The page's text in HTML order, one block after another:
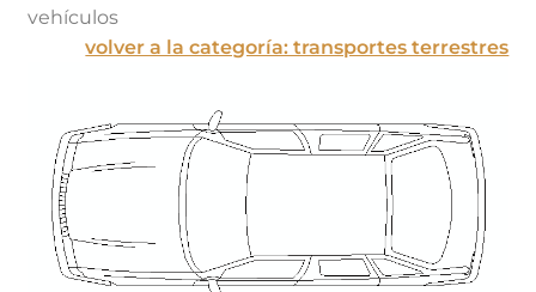
vehículos
volver a la categoría: transportes terrestres